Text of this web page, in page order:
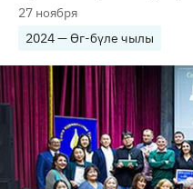
27 ноября
2024 — Өг-бүле чылы